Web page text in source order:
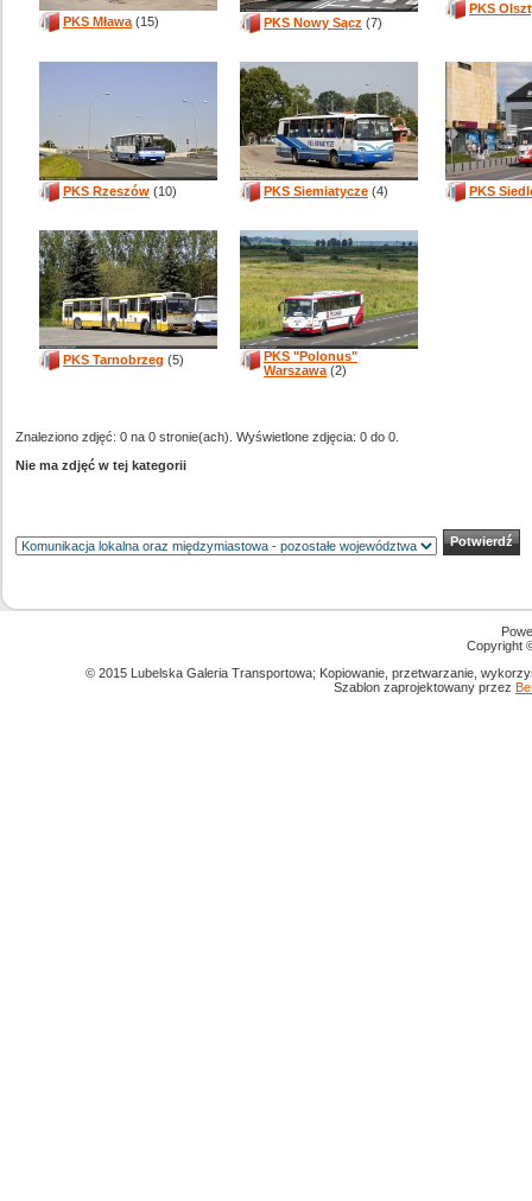
PKS Mława (15) PKS Nowy Sącz (7)
PKS
PKS Rzeszów (10) PKS Siemiatycze (4) PKS
PKS Tarnobrzeg (5)
PKS "Polonus"
Warszawa (2)
Znaleziono zdjęć: 0 na 0 stronie(ach). Wyświetlone zdjęcia: 0 do 0.
Nie ma zdjęć w tej kategorii
Copyright
© 2015 Lubelska Galeria Transportowa; Kopiowanie, przetwarzanie,
Szablon zaprojektowany przez